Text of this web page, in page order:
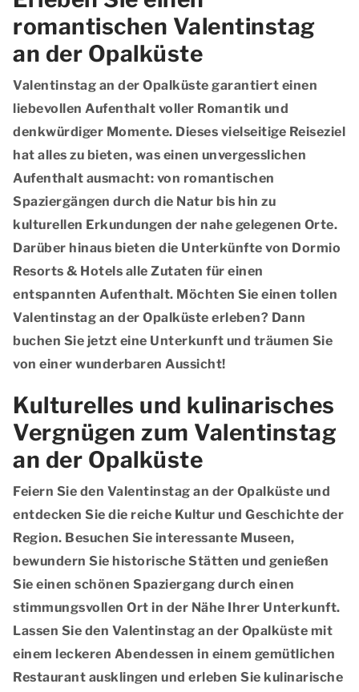
romantischen Valentinstag
an der Opalküste
Valentinstag an der Opalküste garantiert einen
liebevollen Aufenthalt voller Romantik und
denkwürdiger Momente. Dieses vielseitige Reiseziel
hat alles zu bieten, was einen unvergesslichen
Aufenthalt ausmacht: von romantischen
Spaziergängen durch die Natur bis hin zu
kulturellen Erkundungen der nahe gelegenen Orte.
Darüber hinaus bieten die Unterkünfte von Dormio
Resorts & Hotels alle Zutaten für einen
entspannten Aufenthalt. Möchten Sie einen tollen
Valentinstag an der Opalküste erleben? Dann
buchen Sie jetzt eine Unterkunft und träumen Sie
von einer wunderbaren Aussicht!
Kulturelles und kulinarisches
Vergnügen zum Valentinstag
an der Opalküste
Feiern Sie den Valentinstag an der Opalküste und
entdecken Sie die reiche Kultur und Geschichte der
Region. Besuchen Sie interessante Museen,
bewundern Sie historische Stätten und genießen
Sie einen schönen Spaziergang durch einen
stimmungsvollen Ort in der Nähe Ihrer Unterkunft.
Lassen Sie den Valentinstag an der Opalküste mit
einem leckeren Abendessen in einem gemütlichen
Restaurant ausklingen und erleben Sie kulinarische